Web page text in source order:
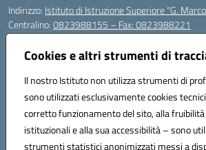
Cookies e altri strumenti di
Il nostro Istituto non utilizza strumenti di
sono utilizzati esclusivamente cookies
corretto funzionamento del sito, alla
istituzionali e alla sua accessibilità – sono
strumenti statistici anonimizzati messi a
Indirizzo: Istituto di Istruzione Superiore "G.
Centralino:0823988155 – Fax: 0823988221
Email:
Posta elettronica certificata (PEC):
Codice fiscale: 80004450617
Codice meccanografico:CEIS006006
Codice Indice delle Pubbliche Amministrazioni
Codice unico di fatturazione (CUF): UF8BPW